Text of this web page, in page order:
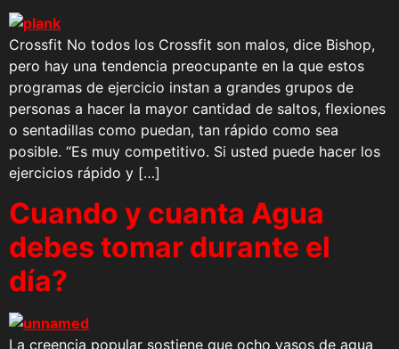
Crossfit No todos los Crossfit son malos, dice Bishop,
pero hay una tendencia preocupante en la que estos
programas de ejercicio instan a grandes grupos de
personas a hacer la mayor cantidad de saltos, flexiones
o sentadillas como puedan, tan rápido como sea
posible. “Es muy competitivo. Si usted puede hacer los
ejercicios rápido y […]
Cuando y cuanta Agua
debes tomar durante el
día?
La creencia popular sostiene que ocho vasos de agua